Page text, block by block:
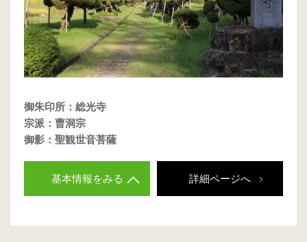
御朱印所：総光寺
宗派：曹洞宗
御影：聖観世音菩薩
基本情報をみる 詳細ページへ